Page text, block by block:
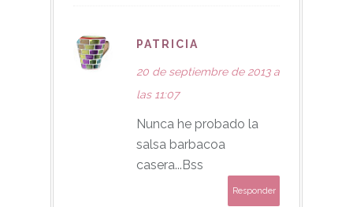
PATRICIA
20 de septiembre de 2013 a
las 11:07
Nunca he probado la
salsa barbacoa
casera...Bss
Responder